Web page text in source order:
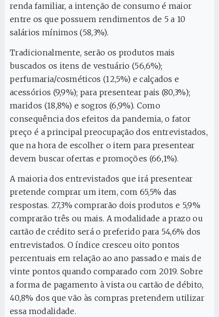
renda familiar, a intenção de consumo é maior
entre os que possuem rendimentos de 5 a 10
salários mínimos (58,3%).
Tradicionalmente, serão os produtos mais
buscados os itens de vestuário (56,6%);
perfumaria/cosméticos (12,5%) e calçados e
acessórios (9,9%); para presentear pais (80,3%);
maridos (18,8%) e sogros (6,9%). Como
consequência dos efeitos da pandemia, o fator
preço é a principal preocupação dos entrevistados,
que na hora de escolher o item para presentear
devem buscar ofertas e promoções (66,1%).
A maioria dos entrevistados que irá presentear
pretende comprar um item, com 65,5% das
respostas. 27,3% comprarão dois produtos e 5,9%
comprarão três ou mais. A modalidade a prazo ou
cartão de crédito será o preferido para 54,6% dos
entrevistados. O índice cresceu oito pontos
percentuais em relação ao ano passado e mais de
vinte pontos quando comparado com 2019. Sobre
a forma de pagamento à vista ou cartão de débito,
40,8% dos que vão às compras pretendem utilizar
essa modalidade.